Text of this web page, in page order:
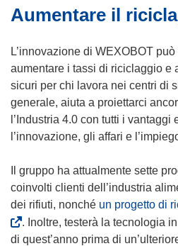
u
v
a
e
r
a
)
Aumentare il
L’innovazione di WEXOBOT
aumentare i tassi di riciclaggio e
sicuri per chi lavora nei centri di
generale, aiuta a proiettarci
l’Industria 4.0 con tutti i vantaggi
l’innovazione, gli affari e
Il gruppo ha attualmente sette
coinvolti clienti dell’industria
dei rifiuti, nonché un progetto di
. Inoltre, testerà la tecnologia
di quest’anno prima di